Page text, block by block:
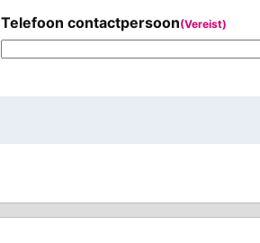
Telefoon contactpersoon(Vereist)